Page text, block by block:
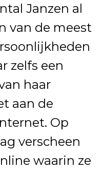
Janzen al
van de meest
zelfs een
haar
aan de
Op
verscheen
waarin ze